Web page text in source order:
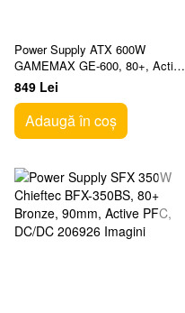
Power Supply ATX 600W
GAMEMAX GE-600, 80+, Active
PFC, 120mm Ventilator, Retail
849 Lei
Adaugă în coș